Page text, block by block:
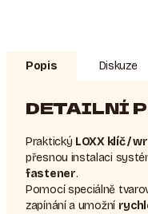
Popis Diskuze
DETAILNÍ
Praktický LOXX klíč /
přesnou instalaci
fastener.
Pomocí speciálně
zapínání a umožní